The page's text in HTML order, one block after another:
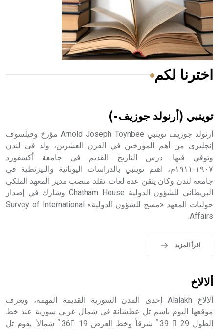
- هل تعلم أن المرجان إفراز حيواني يتكون في البحر ويتركب
من مادة كربونات الكلسيوم، وهو أحمر أو شديد الحمرة وهو
أجود أنواعه، ويمتاز بكبر الحجم ويسمى الش
هل تعلم أن الأبسيد كلمة فرنسية اللفظ تم اعتمادها مصطلحاً
- هل تعلم أن أبجر Abgar اسم معروف جيداً يعود إلى عدد من
الملوك الذين حكموا مدينة إديسا (الرها) من أبجر الأول وحتى
التاسع، وهم ينتسبون إلى أسرة أوسروين
sign تكتب منفصلة غير متصلة، وتعتمد المبدأ الأكوروفوني،
اخترنا لكم
توينبي (أرنولد جوزيف-)
أرنولد جوزيف توينبي Arnold Joseph Toynbee مؤرخ وفيلسوف
إنجليزي من أهم المؤرخين في القرن العشرين، ولد في لندن
وتوفي فيها. درس التاريخ القديم في جامعة أكسفورد
١٩٠٧-١٩١١م، اهتم توينبي بالدراسات اليونانية والبيزنطية في
جامعة لندن وكان يتقن عدة لغات. تقلد منصب مدير المعهد الملكي
البريطاني للشؤون الدولية Chatham House وشارك في إصدار
حوليات المعهد «مسح للشؤون الدولية» Survey of International
Affairs.
اقرأ المزيد
ألالاخ
ألالاخ Alalakh إحدى المدن السورية القديمة المهمة، ويعرف
موقعها اليوم باسم تل عطشانة في شمال غربي سورية عند خط
الطول 29 َ 39 ْ شرقاً وخط العرض 19 َ36 ْ شمالاً. يقوم تل